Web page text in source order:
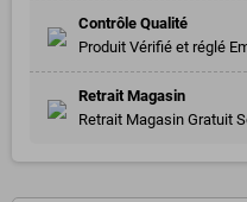
Contrôle Qualité
Produit Vérifié et réglé
Retrait Magasin
Retrait Magasin Gratuit